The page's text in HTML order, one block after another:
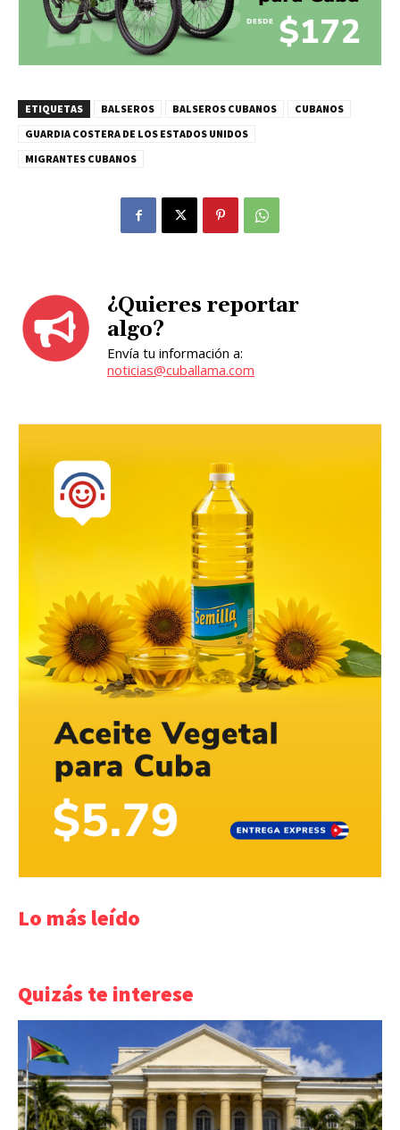
ETIQUETAS BALSEROS BALSEROS CUBANOS
CUBANOS
GUARDIA COSTERA DE LOS ESTADOS UNIDOS
MIGRANTES CUBANOS
¿Quieres reportar
algo?
Envía tu información a:
noticias@cuballama.com
Lo más leído
Quizás te interese